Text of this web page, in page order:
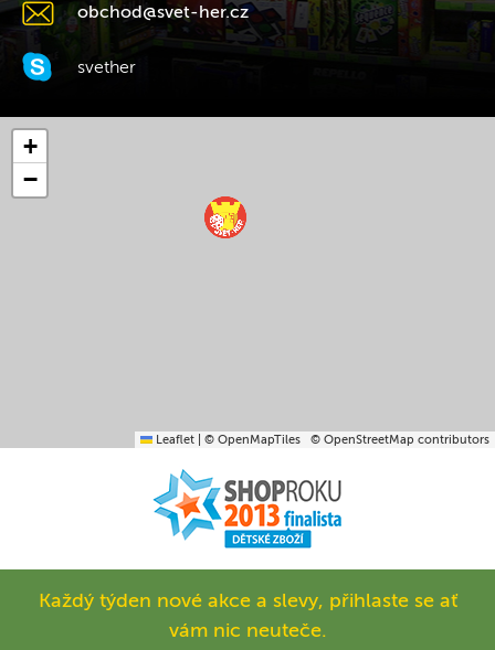
obchod@svet-her.cz
svether
+
−
Leaflet © OpenMapTiles © OpenStreetMap contributors
Každý týden nové akce a slevy, přihlaste se ať
vám nic neuteče.